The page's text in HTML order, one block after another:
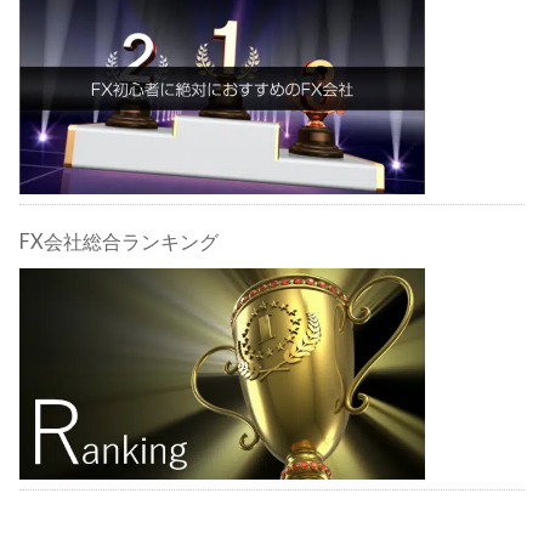
由・注意点も合わせて解説しま
す！
FX会社総合ランキング